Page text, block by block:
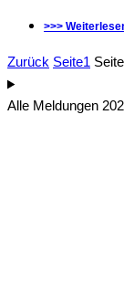
>>>
Zurück Seite1 Seite
Alle Meldungen